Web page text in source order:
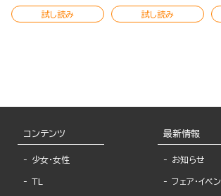
試し読み 試し読み
コンテンツ
少女・女性
TL
最新情報
お知らせ
フェア・イベ